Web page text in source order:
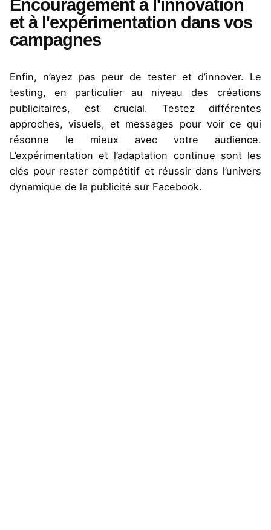
Encouragement à l'innovation
et à l'expérimentation dans vos
campagnes
Enfin, n’ayez pas peur de tester et d’innover. Le
testing, en particulier au niveau des créations
publicitaires, est crucial. Testez différentes
approches, visuels, et messages pour voir ce qui
résonne le mieux avec votre audience.
L’expérimentation et l’adaptation continue sont les
clés pour rester compétitif et réussir dans l’univers
dynamique de la publicité sur Facebook.